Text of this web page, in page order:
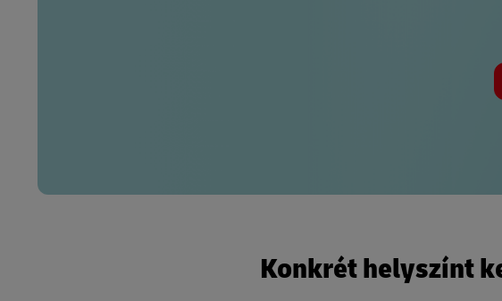
Konkrét helyszínt